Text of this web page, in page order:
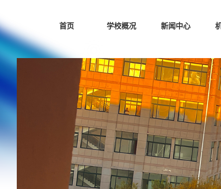
首页 学校概况 新闻中心